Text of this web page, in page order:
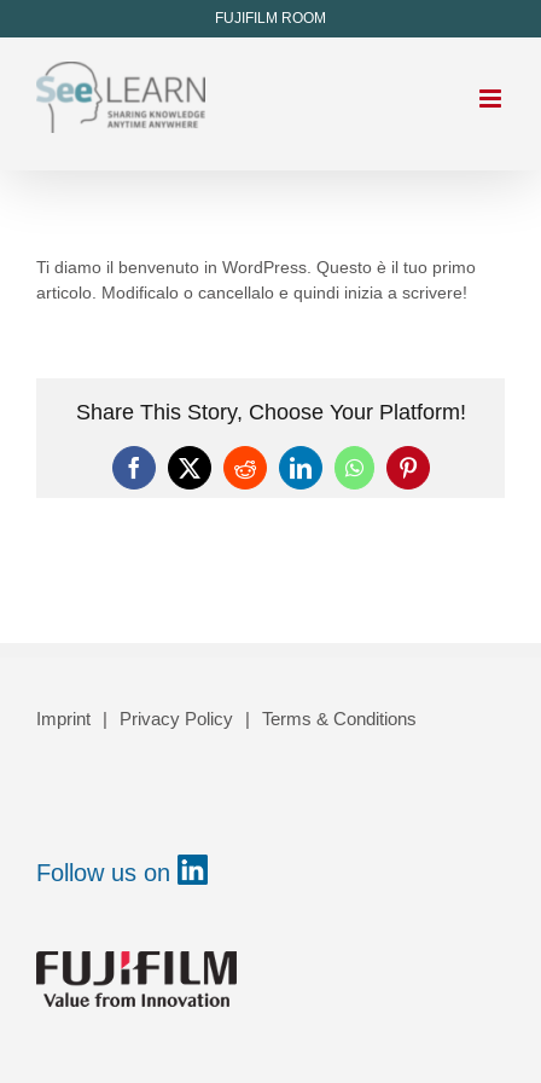
FUJIFILM ROOM
Ti diamo il benvenuto in WordPress. Questo è il tuo primo
articolo. Modificalo o cancellalo e quindi inizia a scrivere!
Share This Story, Choose Your Platform!
Imprint Privacy Policy Terms & Conditions
Follow us on